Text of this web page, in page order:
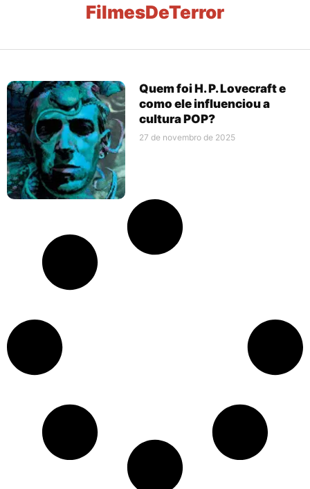
FilmesDeTerror
Quem foi H. P. Lovecraft e
como ele influenciou a
cultura POP?
27 de novembro de 2025